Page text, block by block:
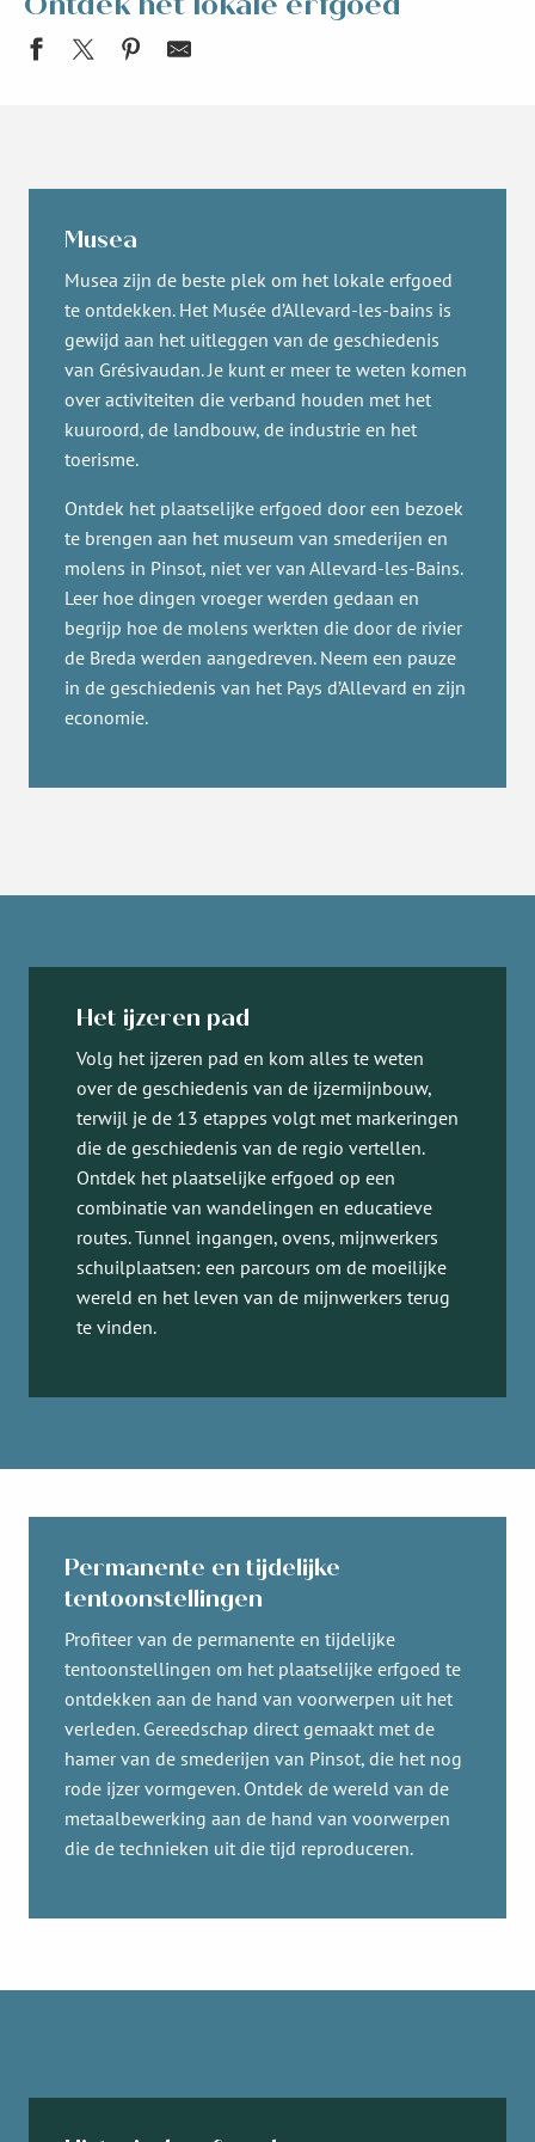
Musea
Musea zijn de beste plek om het lokale erfgoed
te ontdekken. Het Musée d’Allevard-les-bains is
gewijd aan het uitleggen van de geschiedenis
van Grésivaudan. Je kunt er meer te weten komen
over activiteiten die verband houden met het
kuuroord, de landbouw, de industrie en het
toerisme.
Ontdek het plaatselijke erfgoed door een bezoek
te brengen aan het museum van smederijen en
molens in Pinsot, niet ver van Allevard-les-Bains.
Leer hoe dingen vroeger werden gedaan en
begrijp hoe de molens werkten die door de rivier
de Breda werden aangedreven. Neem een pauze
in de geschiedenis van het Pays d’Allevard en zijn
economie.
Het ijzeren pad
Volg het ijzeren pad en kom alles te weten
over de geschiedenis van de ijzermijnbouw,
terwijl je de 13 etappes volgt met markeringen
die de geschiedenis van de regio vertellen.
Ontdek het plaatselijke erfgoed op een
combinatie van wandelingen en educatieve
routes. Tunnel ingangen, ovens, mijnwerkers
schuilplaatsen: een parcours om de moeilijke
wereld en het leven van de mijnwerkers terug
te vinden.
Permanente en tijdelijke
tentoonstellingen
Profiteer van de permanente en tijdelijke
tentoonstellingen om het plaatselijke erfgoed te
ontdekken aan de hand van voorwerpen uit het
verleden. Gereedschap direct gemaakt met de
hamer van de smederijen van Pinsot, die het nog
rode ijzer vormgeven. Ontdek de wereld van de
metaalbewerking aan de hand van voorwerpen
die de technieken uit die tijd reproduceren.